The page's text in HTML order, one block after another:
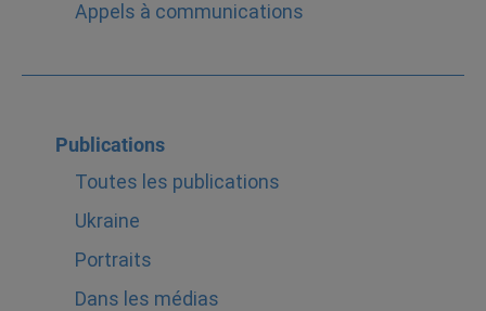
Appels à communications
Publications
Toutes les publications
Ukraine
Portraits
Dans les médias